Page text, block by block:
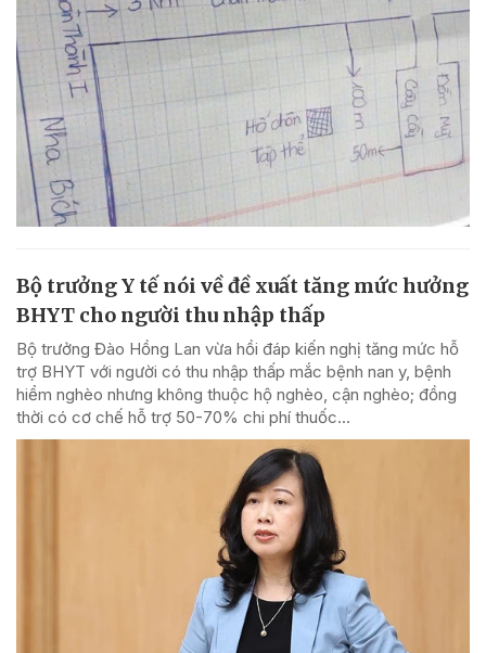
Bộ trưởng Y tế nói về đề xuất tăng mức hưởng
BHYT cho người thu nhập thấp
Bộ trưởng Đào Hồng Lan vừa hồi đáp kiến nghị tăng mức hỗ
trợ BHYT với người có thu nhập thấp mắc bệnh nan y, bệnh
hiểm nghèo nhưng không thuộc hộ nghèo, cận nghèo; đồng
thời có cơ chế hỗ trợ 50-70% chi phí thuốc...